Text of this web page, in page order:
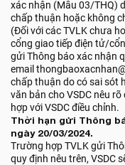
xác nhận (Mẫu 03/THQ)
chấp thuận hoặc không
(Đối với các TVLK chưa
cổng giao tiếp điện tử/
gửi Thông báo xác nhận
email
chấp thuận do có sai sót
văn bản cho VSDC nêu
hợp với VSDC điều chỉnh.
Thời hạn gửi Thông
ngày 20/03/2024.
Trường hợp TVLK gửi
quy định nêu trên, VSDC